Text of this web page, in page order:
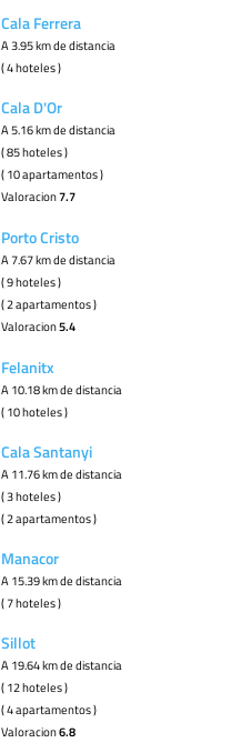
Cala Ferrera
A 3.95 km de distancia
( 4 hoteles )
Cala D'Or
A 5.16 km de distancia
( 85 hoteles )
( 10 apartamentos )
Valoracion7.7
Porto Cristo
A 7.67 km de distancia
( 9 hoteles )
( 2 apartamentos )
Valoracion5.4
Felanitx
A 10.18 km de distancia
( 10 hoteles )
Cala Santanyi
A 11.76 km de distancia
( 3 hoteles )
( 2 apartamentos )
Manacor
A 15.39 km de distancia
( 7 hoteles )
Sillot
A 19.64 km de distancia
( 12 hoteles )
( 4 apartamentos )
Valoracion6.8